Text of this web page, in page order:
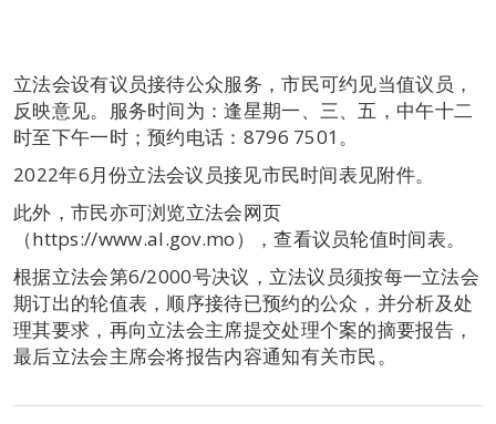
立法会设有议员接待公众服务，市民可约见当值议员，
反映意见。服务时间为：逢星期一、三、五，中午十二
时至下午一时；预约电话：8796 7501。
2022年6月份立法会议员接见市民时间表见附件。
此外，市民亦可浏览立法会网页
（https://www.al.gov.mo），查看议员轮值时间表。
根据立法会第6/2000号决议，立法议员须按每一立法会
期订出的轮值表，顺序接待已预约的公众，并分析及处
理其要求，再向立法会主席提交处理个案的摘要报告，
最后立法会主席会将报告内容通知有关市民。